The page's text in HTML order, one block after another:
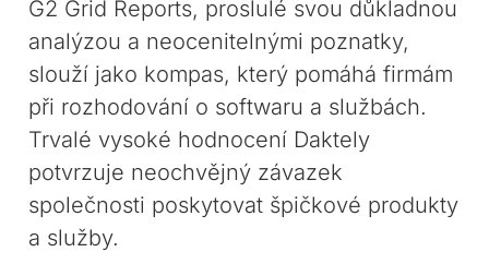
G2 Grid Reports, proslulé svou důkladnou
analýzou a neocenitelnými poznatky,
slouží jako kompas, který pomáhá firmám
při rozhodování o softwaru a službách.
Trvalé vysoké hodnocení Daktely
potvrzuje neochvějný závazek
společnosti poskytovat špičkové produkty
a služby.